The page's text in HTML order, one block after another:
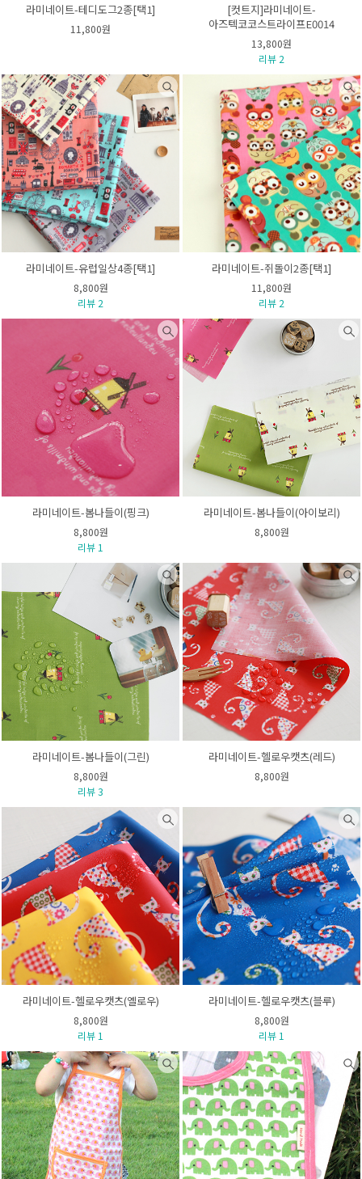
라미네이트-테디도그2종[택1]
11,800원
[컷트지]라미네이트-
아즈텍코코스트라이프E0014
13,800원
리뷰 2
라미네이트-유럽일상4종[택1]
8,800원
리뷰 2
라미네이트-쥐돌이2종[택1]
11,800원
리뷰 2
라미네이트-봄나들이(핑크)
8,800원
리뷰 1
라미네이트-봄나들이(아이보리)
8,800원
라미네이트-봄나들이(그린)
8,800원
리뷰 3
라미네이트-헬로우캣츠(레드)
8,800원
라미네이트-헬로우캣츠(옐로우)
8,800원
리뷰 1
라미네이트-헬로우캣츠(블루)
8,800원
리뷰 1